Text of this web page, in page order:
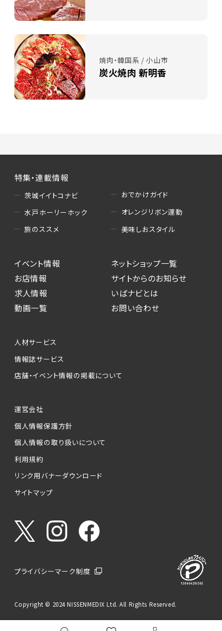
焼肉・韓国系 / 小山市
炭火焼肉 新明香
特集・連載情報
茨城イイトコナビ
水戸ホーリーホック
旅のススメ
おでかけガイド
オレンジリボン運動
美味しおスタイル
イベント情報
お店情報
求人情報
動画一覧
ネットショップ一覧
サイトからのお知らせ
いばナビとは
お問い合わせ
人材サービス
情報誌サービス
店舗・イベント情報の掲載について
運営会社
個人情報保護方針
個人情報の取り扱いについて
利用規約
リンク用バナーダウンロード
サイトマップ
プライバシーマーク制度
Copyright © 2024 NISSENMEDIX Ltd. All Rights Reserved.